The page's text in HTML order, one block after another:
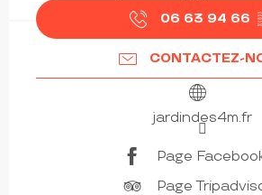
06 63 94 66
CONTACTEZ-
jardindes4m.fr
Page
Page